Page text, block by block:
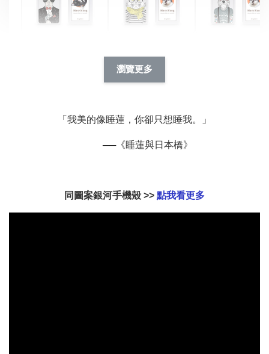
- +
件套(附伸縮卡扣)
CSAA05
NT$ 214
NT$ 225
- + NT$ 214
瀏覽更多
「我美的像睡蓮，你卻只想睡我。」
──《睡蓮與日本橋》
同圖案銀河手機殼 >> 點我看更多